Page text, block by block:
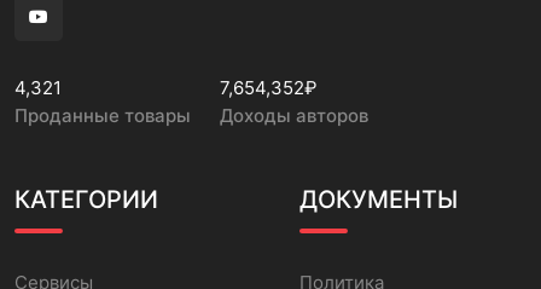
4,321
Проданные товары
7,654,352₽
Доходы авторов
КАТЕГОРИИ
Сервисы
ДОКУМЕНТЫ
Политика